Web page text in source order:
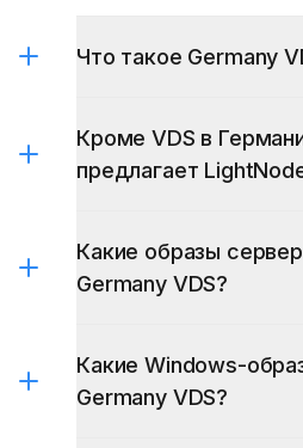
Что такое Germany
Кроме VDS в
предлагает
Какие образы
Germany VDS?
Какие Windows-
Germany VDS?